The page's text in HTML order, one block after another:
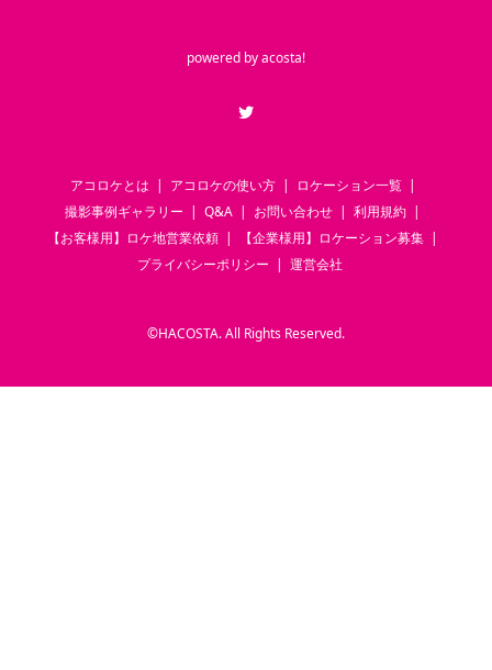
powered byacosta!
アコロケとは アコロケの使い方
ロケーション一覧
撮影事例ギャラリー
Q&A お問い合わせ
利用規約
【お客様用】ロケ地営業依頼
【企業様用】ロケーション募集
プライバシーポリシー
運営会社
©HACOSTA. All Rights Reserved.